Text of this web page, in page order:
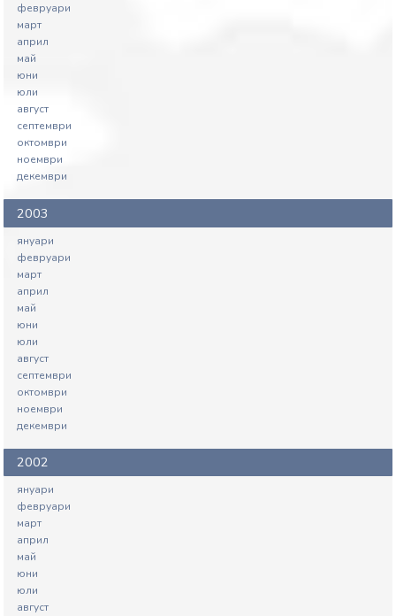
февруари
март
април
май
юни
юли
август
септември
октомври
ноември
декември
2003
януари
февруари
март
април
май
юни
юли
август
септември
октомври
ноември
декември
2002
януари
февруари
март
април
май
юни
юли
август